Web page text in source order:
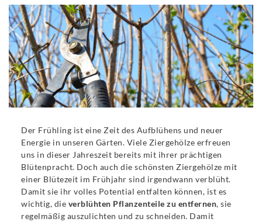
Der Frühling ist eine Zeit des Aufblühens und neuer
Energie in unseren Gärten. Viele Ziergehölze erfreuen
uns in dieser Jahreszeit bereits mit ihrer prächtigen
Blütenpracht. Doch auch die schönsten Ziergehölze mit
einer Blütezeit im Frühjahr sind irgendwann verblüht.
Damit sie ihr volles Potential entfalten können, ist es
wichtig, die verblühten Pflanzenteile zu entfernen, sie
regelmäßig auszulichten und zu schneiden. Damit